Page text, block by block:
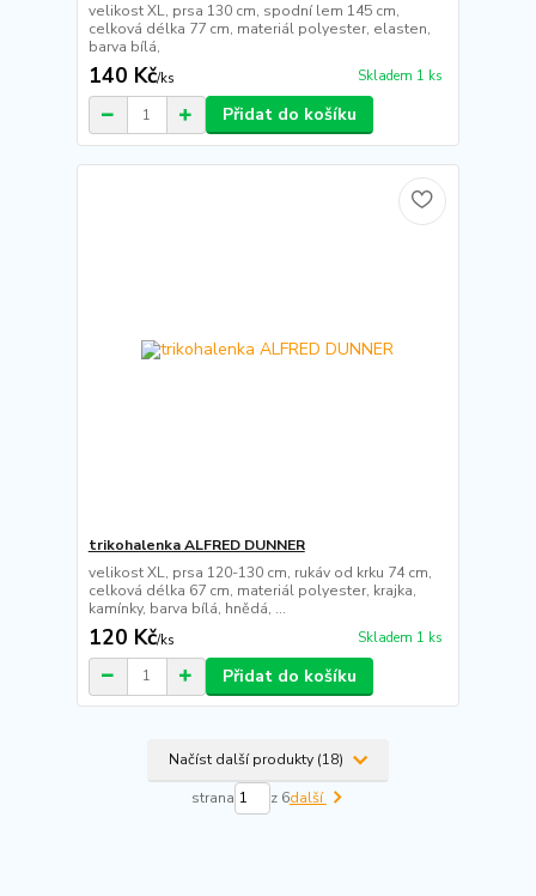
velikost XL, prsa 130 cm, spodní lem 145 cm,
celková délka 77 cm, materiál polyester, elasten,
barva bílá,
140 Kč/ks Skladem 1 ks
Přidat do košíku
trikohalenka ALFRED DUNNER
velikost XL, prsa 120-130 cm, rukáv od krku 74 cm,
celková délka 67 cm, materiál polyester, krajka,
kamínky, barva bílá, hnědá, ...
120 Kč/ks Skladem 1 ks
Přidat do košíku
Načíst další produkty (18)
strana z 6další